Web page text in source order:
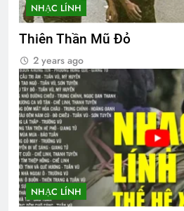
NHẠC LÍNH
Thiên Thần Mũ Đỏ
2 years ago
NHẠC LÍNH